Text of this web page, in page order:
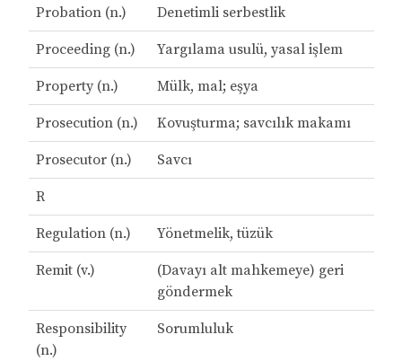
Probation (n.) Denetimli serbestlik
Proceeding (n.) Yargılama usulü, yasal işlem
Property (n.) Mülk, mal; eşya
Prosecution (n.) Kovuşturma; savcılık makamı
Prosecutor (n.) Savcı
R
Regulation (n.) Yönetmelik, tüzük
Remit (v.)
(Davayı alt mahkemeye) geri
göndermek
Responsibility
(n.)
Sorumluluk